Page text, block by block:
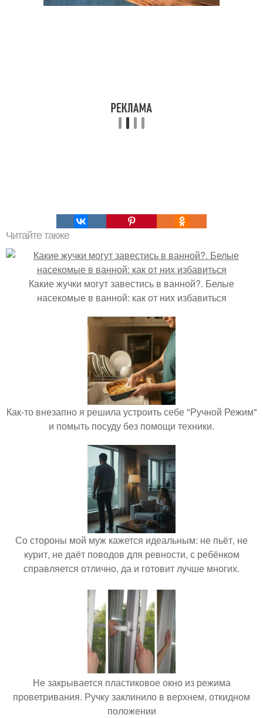
Читайте также
Какие жучки могут завестись в ванной?. Белые
насекомые в ванной: как от них избавиться
Как-то внезапно я решила устроить себе "Ручной Режим"
и помыть посуду без помощи техники.
Со стороны мой муж кажется идеальным: не пьёт, не
курит, не даёт поводов для ревности, с ребёнком
справляется отлично, да и готовит лучше многих.
Не закрывается пластиковое окно из режима
проветривания. Ручку заклинило в верхнем, откидном
положении